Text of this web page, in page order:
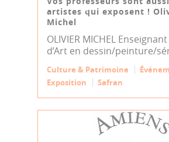
artistes qui exposent !
Michel
OLIVIER MICHEL
d’Art en dessin/peinture/
Culture & Patrimoine
Exposition
Safran